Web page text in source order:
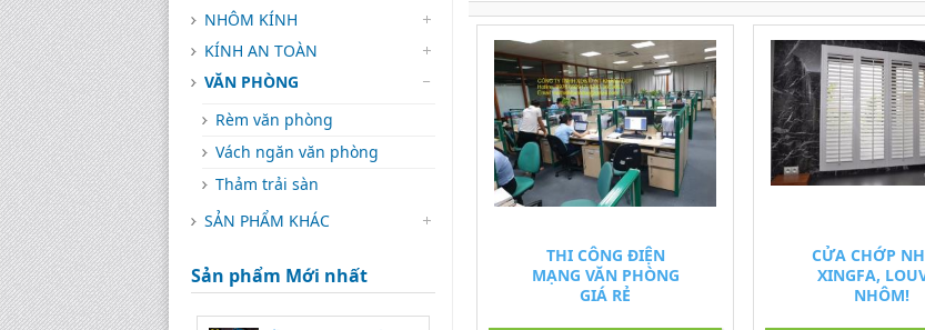
NHÔM KÍNH
KÍNH AN TOÀN
VĂN PHÒNG
Rèm văn phòng
Vách ngăn văn phòng
Thảm trải sàn
SẢN PHẨM KHÁC
Sản phẩm Mới nhất
THI CÔNG ĐIỆN
MẠNG VĂN PHÒNG
GIÁ RẺ
CỬA CHỚP
XINGFA,
NHÔM!